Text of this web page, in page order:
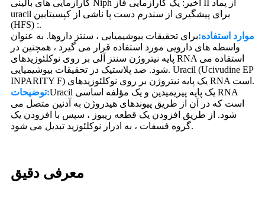
کارآزمایی های بالینی Niph اخیر: یک کارآزمایی فاز II از پماد
uracil برای پیشگیری از سندرم دست پا ناشی از کپسیتابین
(HFS) :.
موارد استفاده:برای تحقیقات بیوشیمیایی ، سنتز داروها. به عنوان
واسطه های دارویی مورد استفاده قرار می گیرد ، همچنین در
پایه نیتروژن سنتز آلی بر روی نوکلئوزیدهای RNA استفاده می
شود. ضد پلاستیک در تحقیقات بیوشیمیایی. Uracil (Ucivudine EP
INPARITY F) یک پایه نیتروژن بر روی نوکلئوزیدهای RNA است.
توضیحات:Uracil یک پایه پیریمیدین و یک مؤلفه اساسی RNA
است که در آن از طریق پیوندهای هیدروژن به آدنین متصل می
شود. از طریق افزودن یک قطعه ریبوز ، سپس با افزودن یک
گروه فسفات ، به ادرار نوکلئوزید تبدیل می شود.
معرفی دقیق